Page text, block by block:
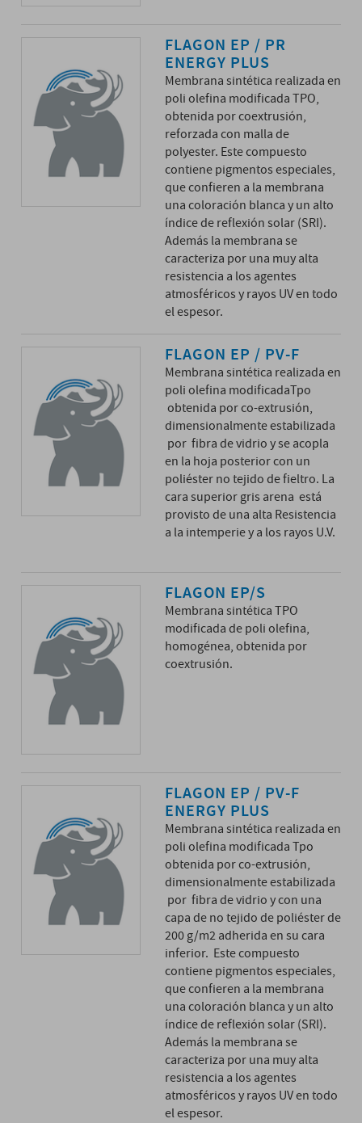
FLAGON EP / PR
ENERGY PLUS
Membrana sintética realizada en
poli olefina modificada TPO,
obtenida por coextrusión,
reforzada con malla de
polyester. Este compuesto
contiene pigmentos especiales,
que confieren a la membrana
una coloración blanca y un alto
índice de reflexión solar (SRI).
Además la membrana se
caracteriza por una muy alta
resistencia a los agentes
atmosféricos y rayos UV en todo
el espesor.
FLAGON EP / PV-F
Membrana sintética realizada en
poli olefina modificadaTpo
obtenida por co-extrusión,
dimensionalmente estabilizada
por fibra de vidrio y se acopla
en la hoja posterior con un
poliéster no tejido de fieltro. La
cara superior gris arena está
provisto de una alta Resistencia
a la intemperie y a los rayos U.V.
FLAGON EP/S
Membrana sintética TPO
modificada de poli olefina,
homogénea, obtenida por
coextrusión.
FLAGON EP / PV-F
ENERGY PLUS
Membrana sintética realizada en
poli olefina modificada Tpo
obtenida por co-extrusión,
dimensionalmente estabilizada
por fibra de vidrio y con una
capa de no tejido de poliéster de
200 g/m2 adherida en su cara
inferior. Este compuesto
contiene pigmentos especiales,
que confieren a la membrana
una coloración blanca y un alto
índice de reflexión solar (SRI).
Además la membrana se
caracteriza por una muy alta
resistencia a los agentes
atmosféricos y rayos UV en todo
el espesor.